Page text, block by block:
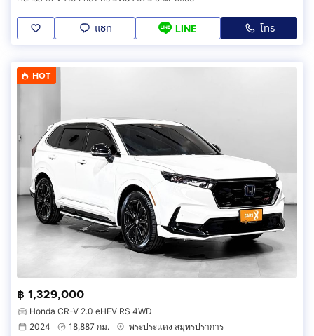
แชท LINE โทร
HOT
฿ 1,329,000
Honda CR-V 2.0 eHEV RS 4WD
2024
18,887 กม.
พระประแดง สมุทรปราการ